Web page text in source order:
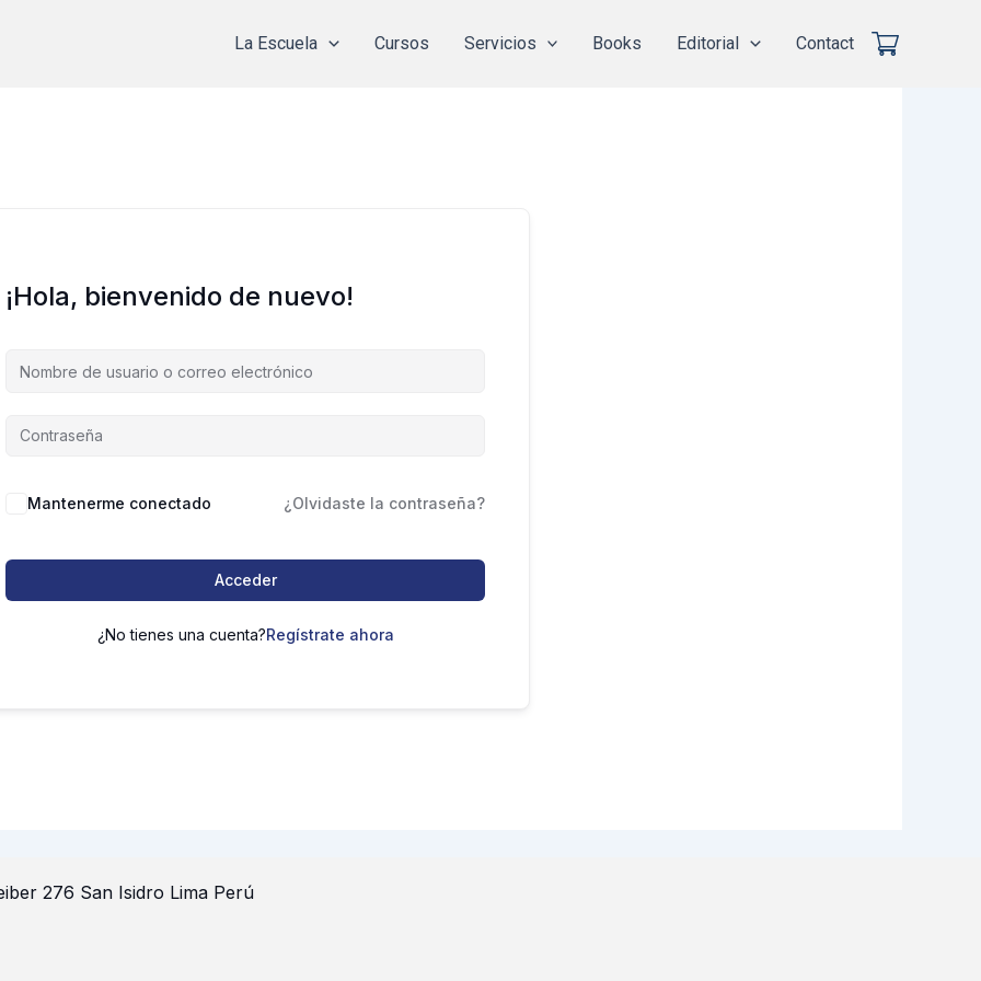
La Escuela Cursos Servicios Books Editorial Contact
¡Hola, bienvenido de nuevo!
Mantenerme conectado ¿Olvidaste la contraseña?
Acceder
¿No tienes una cuenta?Regístrate ahora
276 San Isidro Lima Perú